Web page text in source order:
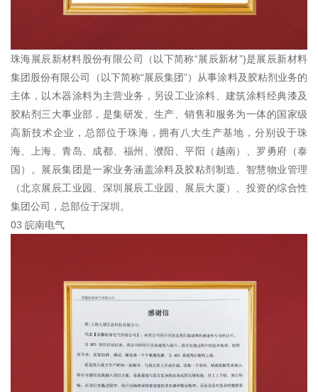
珠海展辰新材料股份有限公司（以下简称“展辰新材”)是展辰新材料
集团股份有限公司（以下简称“展辰集团”）从事涂料及胶粘剂业务的
主体，以木器涂料为主营业务，另设工业涂料、建筑涂料经典漆及
胶粘剂三大事业部，是集研发、生产、销售和服务为一体的国家级
高新技术企业，总部位于珠海，拥有八大生产基地，分别设于珠
海、上海、青岛、成都、福州、濮阳、平阳（越南）、罗勇府（泰
国）。展辰集团是一家业务涵盖涂料及胶粘剂制造、智慧物业管理
（北京展辰工业园、深圳展辰工业园、展辰大厦）、投资的综合性
集团公司，总部位于深圳。
03 皖南电气